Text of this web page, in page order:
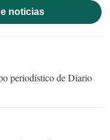
noticias
periodístico de Diario